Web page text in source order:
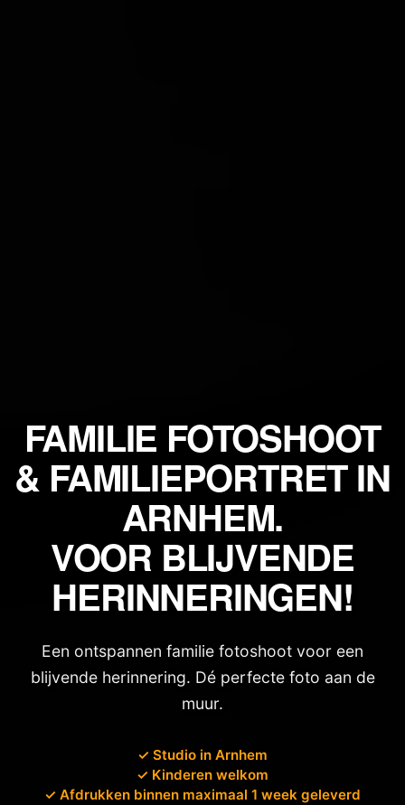
FAMILIE FOTOSHOOT
& FAMILIEPORTRET IN
ARNHEM.
VOOR BLIJVENDE
HERINNERINGEN!
Een ontspannen familie fotoshoot voor een
blijvende herinnering. Dé perfecte foto aan de
muur.
✓ Studio in Arnhem
✓ Kinderen welkom
✓ Afdrukken binnen maximaal 1 week geleverd